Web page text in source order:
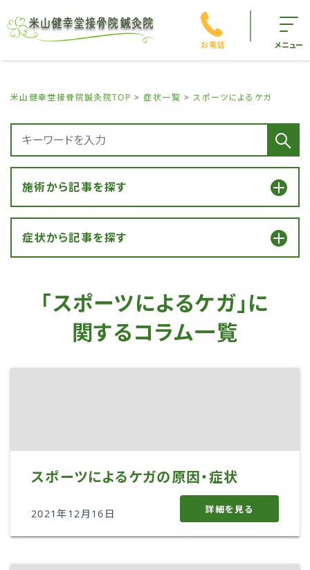
お電話 メニュー
米山健幸堂接骨院鍼灸院TOP 症状一覧 スポーツによるケガ
施術から記事を探す
症状から記事を探す
「スポーツによるケガ」に
関するコラム一覧
スポーツによるケガの原因・症状
2021年12月16日 詳細を見る